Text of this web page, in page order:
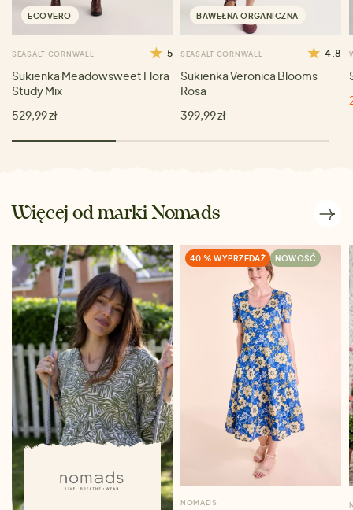
ECOVERO
SEASALT CORNWALL 5
Sukienka Meadowsweet Flora
Study Mix
529,99 zł
BAWEŁNA ORGANICZNA
SEASALT CORNWALL 4.8
Sukienka Veronica Blooms
Rosa
399,99 zł
Więcej od marki Nomads
40 % WYPRZEDAŻ NOWOŚĆ
NOMADS